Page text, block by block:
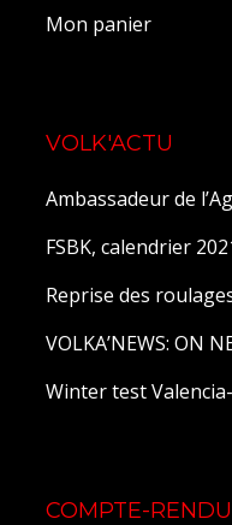
Mon panier
VOLK'ACTU
Ambassadeur de
FSBK, calendrier
Reprise des
VOLKA’NEWS: ON
Winter test
COMPTE-RENDU